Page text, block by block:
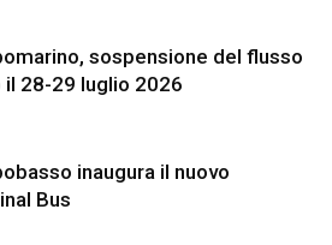
sospensione del flusso
il 28-29 luglio 2026
inaugura il nuovo
Bus